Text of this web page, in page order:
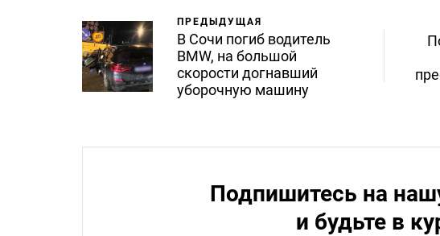
ПРЕДЫДУЩАЯ
В Сочи погиб водитель
BMW, на большой
скорости догнавший
уборочную машину
Подпишитесь на
и будьте в